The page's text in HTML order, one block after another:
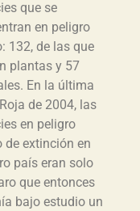
que se
en peligro
132, de las que
plantas y 57
En la última
de 2004, las
en peligro
de extinción en
país eran solo
que entonces
bajo estudio un